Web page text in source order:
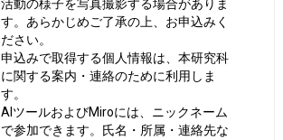
活動の様子を写真撮影する場合がありま
す。あらかじめご了承の上、お申込みく
ださい。
申込みで取得する個人情報は、本研究科
に関する案内・連絡のために利用しま
す。
AIツールおよびMiroには、ニックネーム
で参加できます。氏名・所属・連絡先な